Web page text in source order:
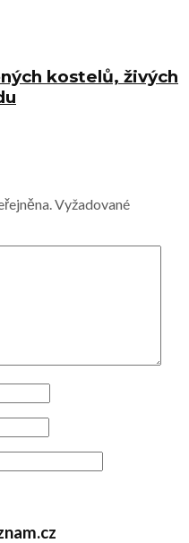
kostelů, živých
Vyžadované